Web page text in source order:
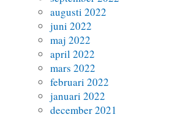
augusti 2022
juni 2022
maj 2022
april 2022
mars 2022
februari 2022
januari 2022
december 2021